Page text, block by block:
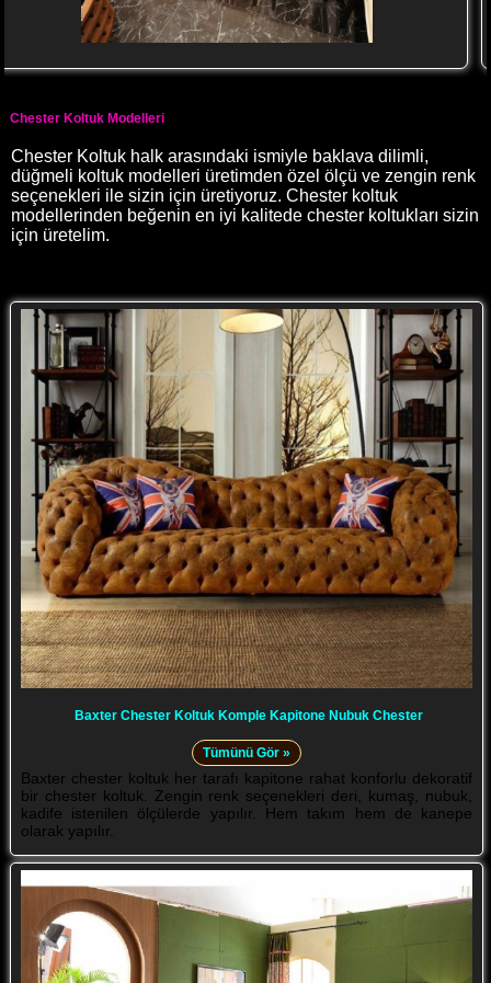
Chester Koltuk Modelleri
Chester Koltuk halk arasındaki ismiyle baklava dilimli,
düğmeli koltuk modelleri üretimden özel ölçü ve zengin renk
seçenekleri ile sizin için üretiyoruz. Chester koltuk
modellerinden beğenin en iyi kalitede chester koltukları sizin
için üretelim.
Baxter Chester Koltuk Komple Kapitone Nubuk Chester
Tümünü Gör »
Baxter chester koltuk her tarafı kapitone rahat konforlu dekoratif
bir chester koltuk. Zengin renk seçenekleri deri, kumaş, nubuk,
kadife istenilen ölçülerde yapılır. Hem takım hem de kanepe
olarak yapılır.